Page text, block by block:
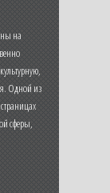
на
Одной из
сферы,